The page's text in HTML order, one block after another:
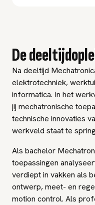
De
Na deeltijd
elektrotechniek,
informatica. In het
jij mechatronische
technische innovaties
werkveld staat te
Als bachelor
toepassingen
verdiept in vakken als
ontwerp, meet- en
motion control. Als